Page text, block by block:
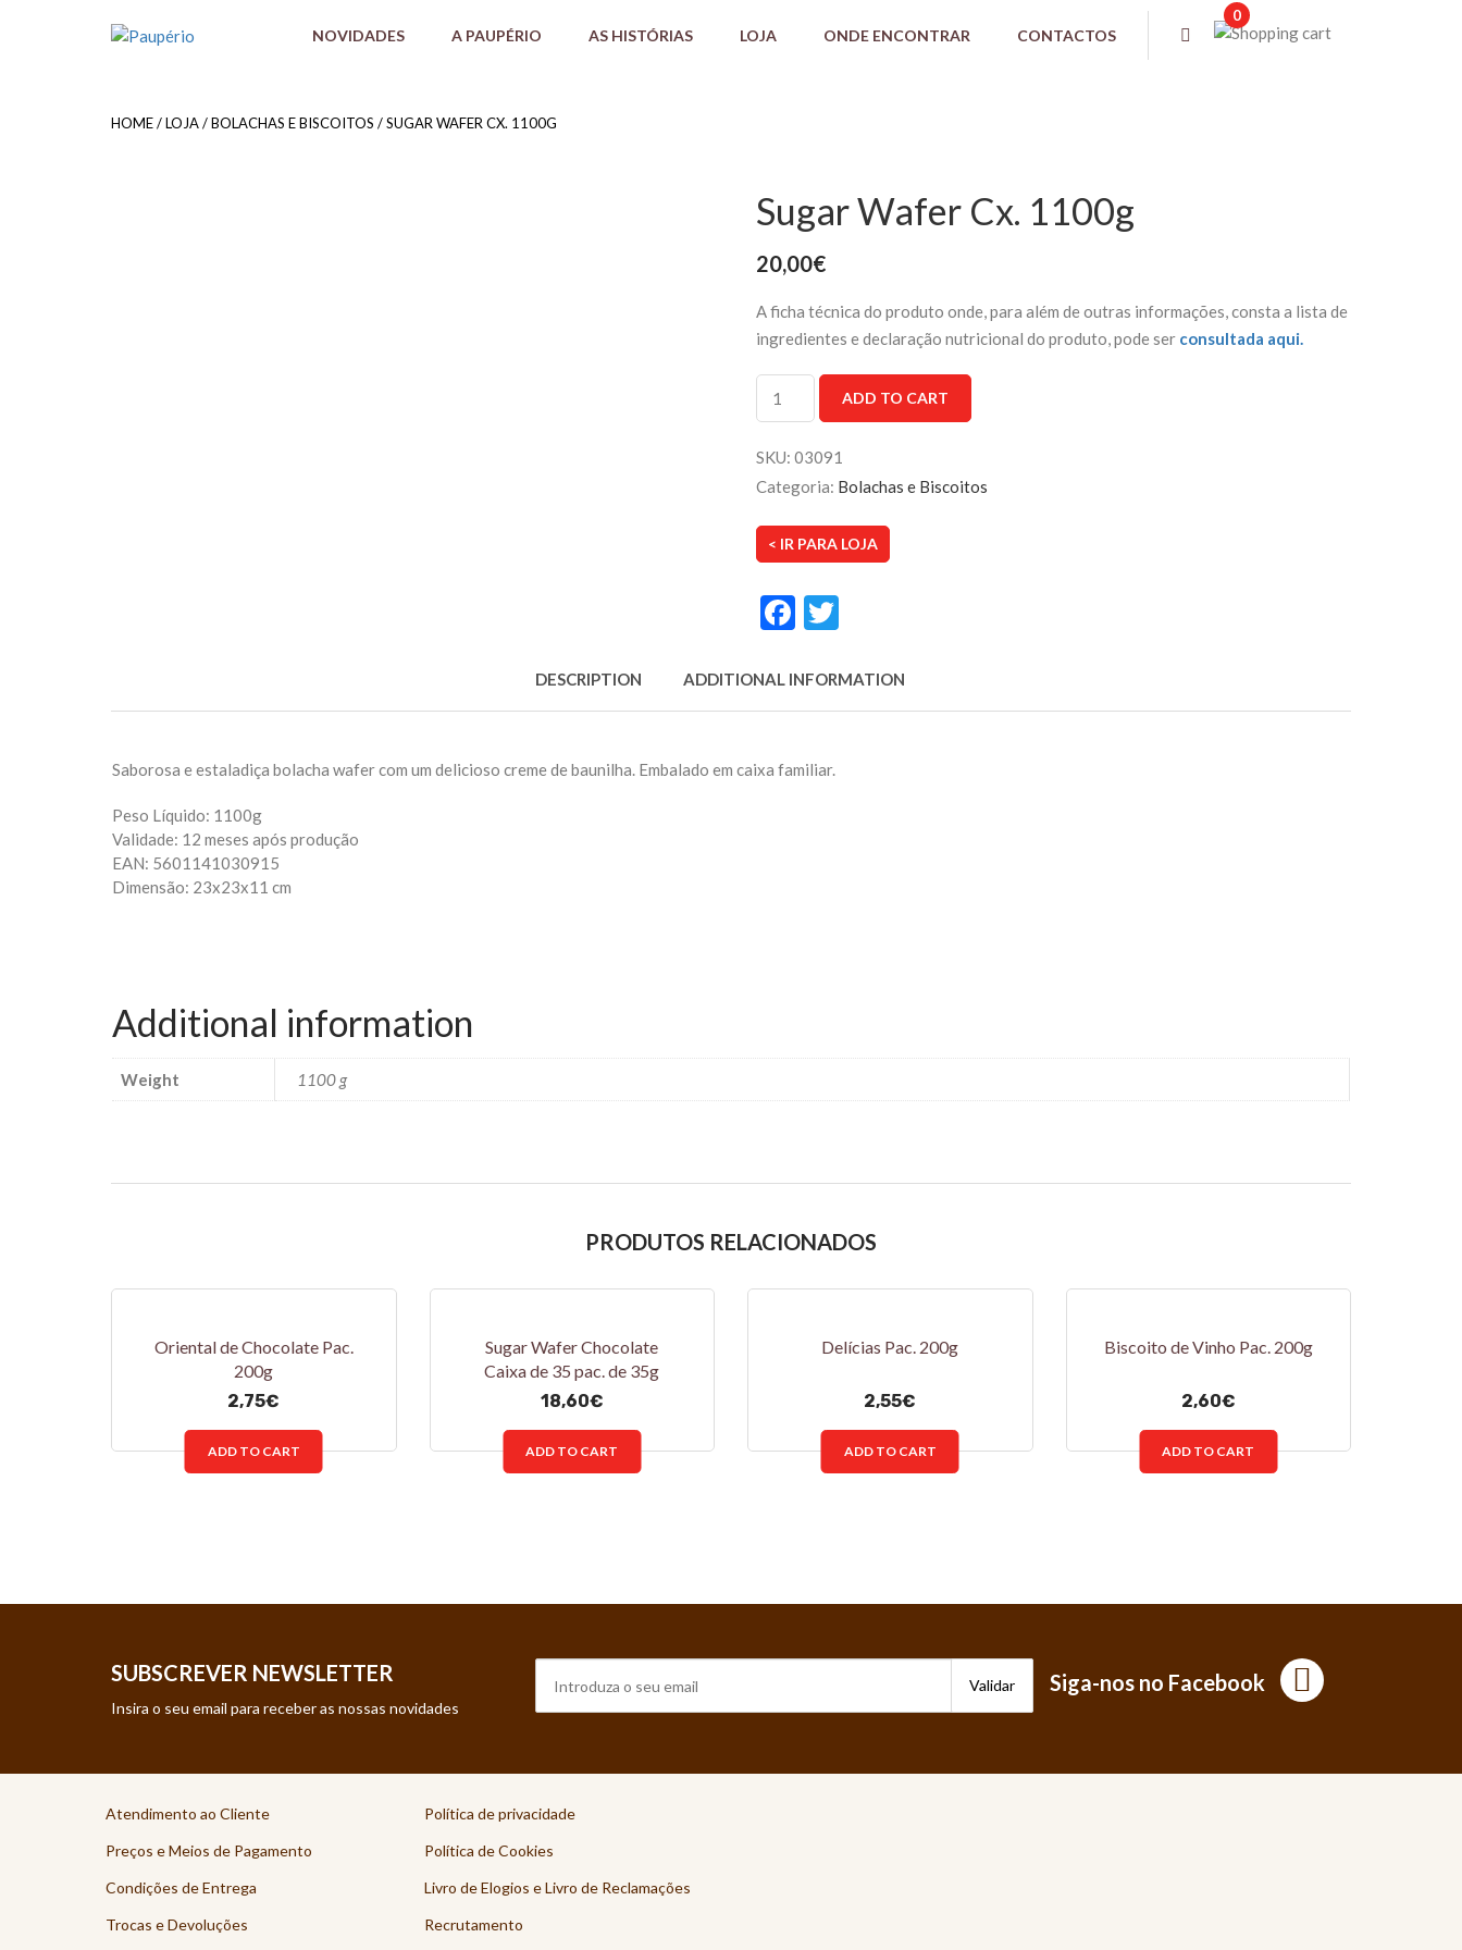
NOVIDADES A PAUPÉRIO AS HISTÓRIAS LOJA ONDE ENCONTRAR CONTACTOS
0
HOME/LOJA/BOLACHAS E BISCOITOS / SUGAR WAFER CX. 1100G
Sugar Wafer Cx. 1100g
20,00€
A ficha técnica do produto onde, para além de outras informações, consta a lista de
ingredientes e declaração nutricional do produto, pode ser consultada aqui.
Wafer
1100g
quantity
ADD TO CART
SKU: 03091
Categoria: Bolachas e Biscoitos
< IR PARA LOJA
Facebook
Twitter
DESCRIPTION ADDITIONAL INFORMATION
Saborosa e estaladiça bolacha wafer com um delicioso creme de baunilha. Embalado em caixa familiar.
Peso Líquido: 1100g
Validade: 12 meses após produção
EAN: 5601141030915
Dimensão: 23x23x11 cm
Additional information
Weight 1100 g
PRODUTOS RELACIONADOS
Oriental de Chocolate Pac.
200g
2,75€
ADD TO CART
Sugar Wafer Chocolate
Caixa de 35 pac. de 35g
18,60€
ADD TO CART
Delícias Pac. 200g
2,55€
ADD TO CART
Biscoito de Vinho Pac. 200g
2,60€
ADD TO CART
SUBSCREVER NEWSLETTER
Insira o seu email para receber as nossas novidades
Siga-nos no Facebook
Atendimento ao Cliente
Preços e Meios de Pagamento
Condições de Entrega
Trocas e Devoluções
Política de privacidade
Política de Cookies
Livro de Elogios e Livro de Reclamações
Recrutamento